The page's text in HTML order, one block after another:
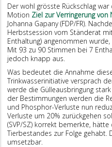
Der wohl grösste Rückschlag
Motion Ziel zur Verringerung
Johanna Gapany (FDP/FR).
Herbstsession vom Ständerat
Enthaltung) angenommen
Mit 93 zu 90 Stimmen bei 7
jedoch knapp aus.
Was bedeutet die Annahme
Trinkwasserinitiative versprach
werde die Gülleausbringung
der Bestimmungen werden die
und Phosphor-Verluste nun
Verluste um 20% zurückgehen
(SVP/SZ) korrekt bemerkte,
Tierbestandes zur Folge gehabt.
umsetzbar.